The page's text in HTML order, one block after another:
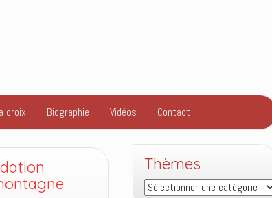
croix Biographie Vidéos Contact
Thèmes
Thèmes